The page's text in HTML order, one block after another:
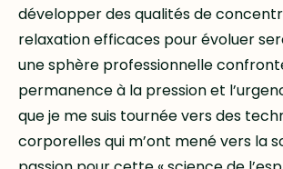
développer des qualités de
relaxation efficaces pour évoluer
une sphère professionnelle
permanence à la pression et
que je me suis tournée vers des
corporelles qui m’ont mené vers la